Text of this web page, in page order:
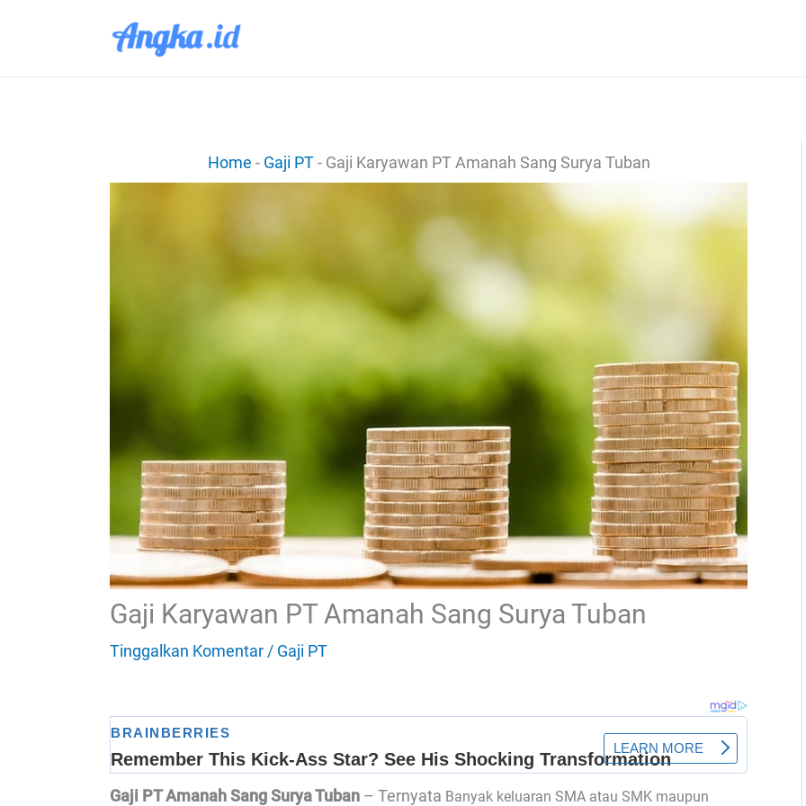
Home - Gaji PT- Gaji Karyawan PT Amanah Sang Surya Tuban
Gaji Karyawan PT Amanah Sang Surya Tuban
Tinggalkan Komentar/ Gaji PT
Gaji PT Amanah Sang Surya Tuban – Ternyata Banyak keluaran SMA atau SMK maupun